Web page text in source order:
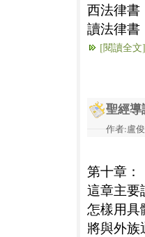
西法律書
讀法律書
[閱讀全文]
聖經導
作者:盧
第十章：
這章主要
怎樣用具
將與外族